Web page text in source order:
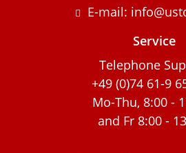
E-mail:
Service
Telephone
+49 (0)74 61-9
Mo-Thu, 8:00 -
and Fr 8:00 -